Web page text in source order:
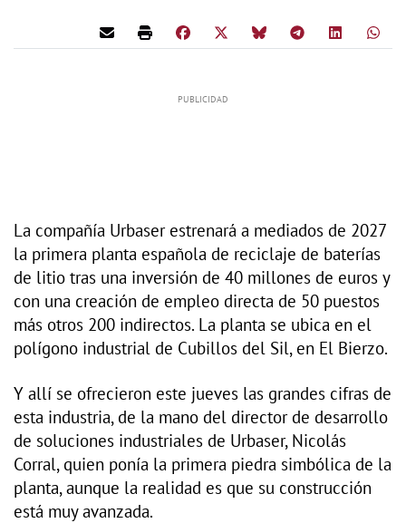
La compañía Urbaser estrenará a mediados de 2027
la primera planta española de reciclaje de baterías
de litio tras una inversión de 40 millones de euros y
con una creación de empleo directa de 50 puestos
más otros 200 indirectos. La planta se ubica en el
polígono industrial de Cubillos del Sil, en El Bierzo.
Y allí se ofrecieron este jueves las grandes cifras de
esta industria, de la mano del director de desarrollo
de soluciones industriales de Urbaser, Nicolás
Corral, quien ponía la primera piedra simbólica de la
planta, aunque la realidad es que su construcción
está muy avanzada.